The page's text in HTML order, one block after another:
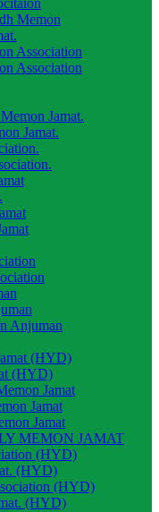
Memon
Association
Association
Jamat.
Jamat.
Anjuman
(HYD)
(HYD)
Jamat
Jamat
Jamat
MEMON JAMAT
(HYD)
(HYD)
(HYD)
(HYD)